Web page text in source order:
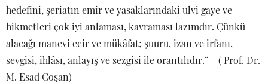
hedefini, şeriatın emir ve yasaklarındaki ulvi gaye ve
hikmetleri çok iyi anlaması, kavraması lazımdır. Çünkü
alacağı manevi ecir ve mükâfat; şuuru, izan ve irfanı,
sevgisi, ihlâsı, anlayış ve sezgisi ile orantılıdır.” ( Prof. Dr.
M. Esad Coşan)